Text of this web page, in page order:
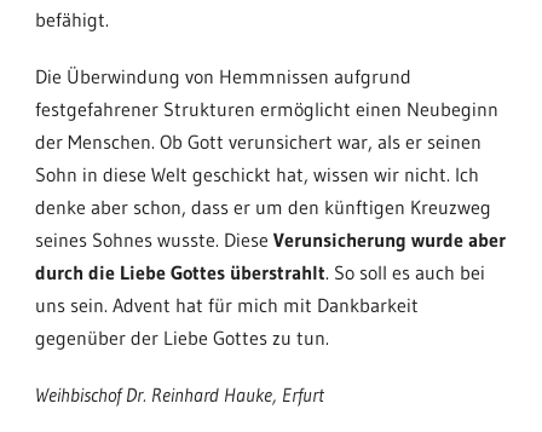
befähigt.
Die Überwindung von Hemmnissen aufgrund
festgefahrener Strukturen ermöglicht einen Neubeginn
der Menschen. Ob Gott verunsichert war, als er seinen
Sohn in diese Welt geschickt hat, wissen wir nicht. Ich
denke aber schon, dass er um den künftigen Kreuzweg
seines Sohnes wusste. Diese Verunsicherung wurde aber
durch die Liebe Gottes überstrahlt. So soll es auch bei
uns sein. Advent hat für mich mit Dankbarkeit
gegenüber der Liebe Gottes zu tun.
Weihbischof Dr. Reinhard Hauke, Erfurt